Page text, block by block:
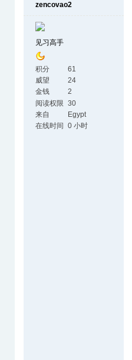
zencovao2
见习高手
积分
61
威望
24
金钱
2
阅读权限 30
来自
Egypt
在线时间
0 小时